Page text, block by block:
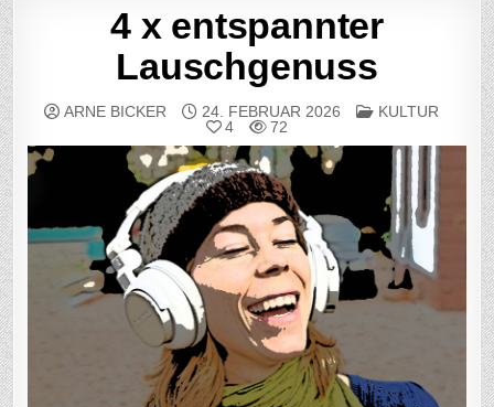
4 x entspannter
Lauschgenuss
ARNE BICKER 24. FEBRUAR 2026 POSTED IN
KULTUR
4
72